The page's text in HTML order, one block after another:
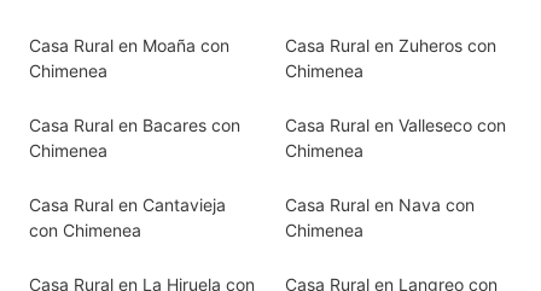
Casa Rural en Moaña con
Chimenea
Casa Rural en Zuheros con
Chimenea
Casa Rural en Bacares con
Chimenea
Casa Rural en Valleseco con
Chimenea
Casa Rural en Cantavieja
con Chimenea
Casa Rural en Nava con
Chimenea
Casa Rural en La Hiruela con
Casa Rural en Langreo con